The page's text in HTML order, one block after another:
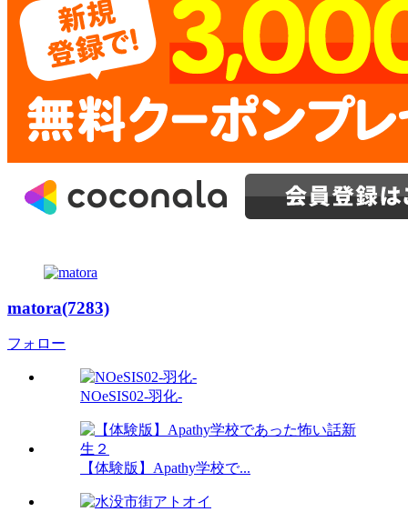
matora(7283)
フォロー
NOeSIS02-羽化-
【体験版】Apathy学校で...